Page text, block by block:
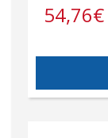
54,76€